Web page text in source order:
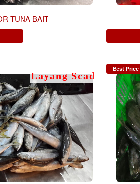
TUNA BAIT
Layang Scad
Best Price